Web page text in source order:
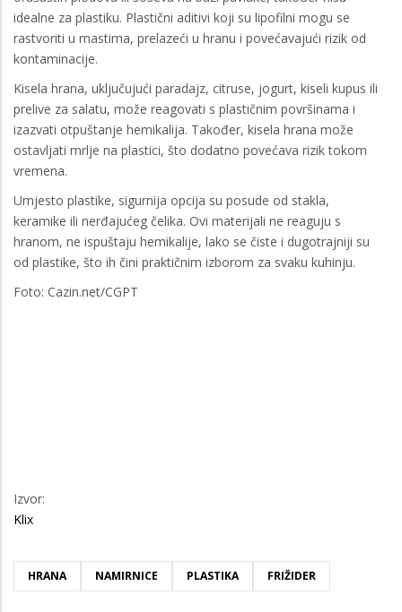
idealne za plastiku. Plastični aditivi koji su lipofilni mogu se
rastvoriti u mastima, prelazeći u hranu i povećavajući rizik od
kontaminacije.
Kisela hrana, uključujući paradajz, citruse, jogurt, kiseli kupus ili
prelive za salatu, može reagovati s plastičnim površinama i
izazvati otpuštanje hemikalija. Također, kisela hrana može
ostavljati mrlje na plastici, što dodatno povećava rizik tokom
vremena.
Umjesto plastike, sigurnija opcija su posude od stakla,
keramike ili nerđajućeg čelika. Ovi materijali ne reaguju s
hranom, ne ispuštaju hemikalije, lako se čiste i dugotrajniji su
od plastike, što ih čini praktičnim izborom za svaku kuhinju.
Foto: Cazin.net/CGPT
Izvor:
Klix
HRANA NAMIRNICE PLASTIKA FRIŽIDER